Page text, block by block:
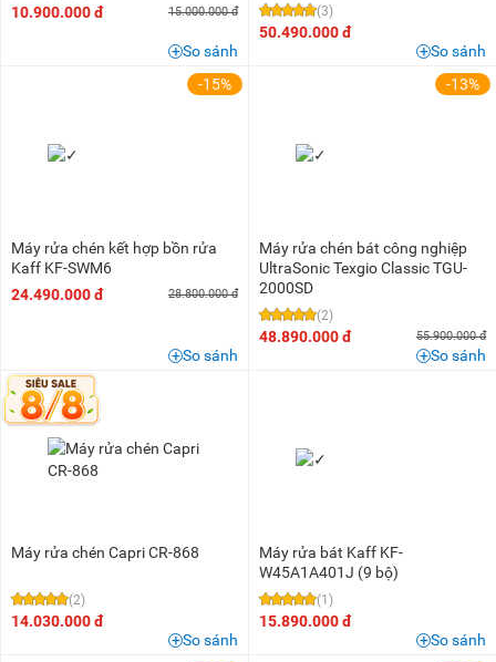
10.900.000 đ 15.000.000 đ
So sánh
(3)
50.490.000 đ
So sánh
-15%
Máy rửa chén kết hợp bồn rửa
Kaff KF-SWM6
24.490.000 đ
28.800.000 đ
So sánh
-13%
Máy rửa chén bát công nghiệp
UltraSonic Texgio Classic TGU-
2000SD
(2)
48.890.000 đ 55.900.000 đ
So sánh
Máy rửa chén Capri CR-868
(2)
14.030.000 đ
So sánh
Máy rửa bát Kaff KF-
W45A1A401J (9 bộ)
(1)
15.890.000 đ
So sánh